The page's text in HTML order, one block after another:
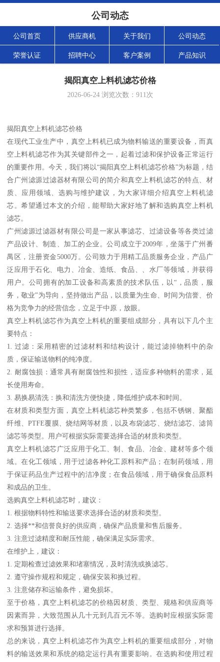
公司动态
公司首页 供应商机 关于我们 公司动态
荣誉认证 招聘中心 客户案例 产品知识
揭阳真空上料机滤芯价格
2026-06-24浏览次数： 911次
揭阳真空上料机滤芯价格
在现代工业生产中，真空上料机已成为物料输送的重要设备，而真
空上料机滤芯作为其关键部件之一，起着过滤和保护设备正常运行
的重要作用。今天，我们将以“揭阳真空上料机滤芯价格”为标题，结
合广州滤源过滤器材有限公司的简介和真空上料机滤芯的特点、材
质、应用领域、选购与维护建议，为大家详细介绍真空上料机滤
芯。希望通过本文的介绍，能帮助大家好地了解和选购真空上料机
滤芯。
广州滤源过滤器材有限公司是一家从事滤芯、过滤设备等各类过滤
产品设计、制造、加工的企业。公司成立于2009年，坐落于广州番
禺区，注册资金5000万。公司致力于用精工品质服务企业，产品广
泛应用于石化、电力、冶金、造纸、食品、、水厂等领域，并获得
用户。公司拥有的加工设备和高素质的技术队伍，以“，品质，服
务，敬业”为导向，坚持做出产品，以质量为生命、时间为信誉、价
格为竞争力的经营信念，立足于中原，放眼。
真空上料机滤芯作为真空上料机的重要组成部分，具有以下几个主
要特点：
1. 过滤：采用精密的过滤材料和结构设计，能过滤掉物料中的杂
质，保证输送物料的纯净度。
2. 耐腐蚀损：通常具有耐腐蚀性和损性，适应多种物料的需求，延
长使用寿命。
3. 易换易清洗：换和清洗方便快捷，降低维护成本和时间。
在材质和类型方面，真空上料机滤芯种类繁多，包括不锈钢、聚酯
纤维、PTFE覆膜、烧结网等材质，以及布袋滤芯、烧结滤芯、滤筒
滤芯等类型。用户可根据实际需要选择合适的材质和类型。
真空上料机滤芯广泛应用于化工、制、食品、冶金、建材等多个领
域。在化工领域，用于过滤各种化工原料和产品；在制药领域，用
于保证药品生产过程中的洁净度；在食品领域，用于确保食品原料
和成品的卫生。
选购真空上料机滤芯时，建议：
1. 根据物料特性和输送要求选择合适的材质和类型。
2. 选择**和信誉良好的供应商，确保产品质量和售后服务。
3. 注意过滤精度和耐压性能，确保满足实际需求。
在维护上，建议：
1. 定期检查过滤效果和堵塞情况，及时清洗或换滤芯。
2. 遵守操作规程和规定，确保安装和换过程。
3. 注意储存和运输条件，避免损坏。
至于价格，真空上料机滤芯的价格因材质、类型、规格和供应商等
因素而异，大致范围从几十元到几百元不等。选购时应根据实际需
求和预算进行选择。
总的来说，真空上料机滤芯作为真空上料机的重要组成部分，对物
料的输送效果和系统的稳定运行具有重要影响。在选购和使用过程